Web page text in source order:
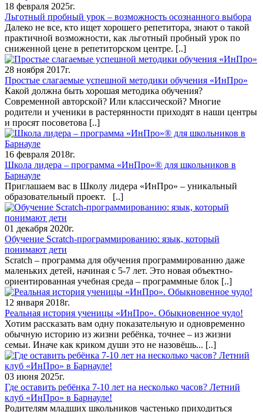
18 февраля 2025г.
Льготный пробный урок – возможность осознанного выбора
Далеко не все, кто ищет хорошего репетитора, знают о такой
практичной возможности, как льготный пробный урок по
сниженной цене в репетиторском центре. [..]
28 ноября 2017г.
Простые слагаемые успешной методики обучения «ИнПро»
Какой должна быть хорошая методика обучения?
Современной авторской? Или классической? Многие
родители и ученики в растерянности приходят в наши центры
и просят посоветова [..]
16 февраля 2018г.
Школа лидера – программа «ИнПро»® для школьников в
Барнауле
Приглашаем вас в Школу лидера «ИнПро» – уникальный
образовательный проект. [..]
01 декабря 2020г.
Обучение Scratch-программированию: язык, который
понимают дети
Scratch – программа для обучения программированию даже
маленьких детей, начиная с 5-7 лет. Это новая объектно-
ориентированная учебная среда – программные блок [..]
12 января 2018г.
Реальная история ученицы «ИнПро». Обыкновенное чудо!
Хотим рассказать вам одну показательную и одновременно
обычную историю из жизни ребёнка, точнее – из жизни
семьи. Иначе как криком души это не назовёшь... [..]
03 июня 2025г.
Где оставить ребёнка 7-10 лет на несколько часов? Летний
клуб «ИнПро» в Барнауле!
Родителям младших школьников частенько приходиться